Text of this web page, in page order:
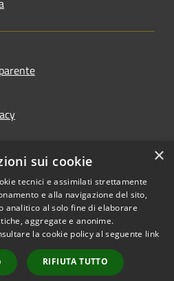
Copyright © 2026 • Comune di
Municipium•
Accesso
×
sui cookie
tecnici e assimilati strettamente
e alla navigazione del sito,
analitico al solo fine di elaborare
aggregate e anonime.
la cookie policy al seguente link
RIFIUTA TUTTO